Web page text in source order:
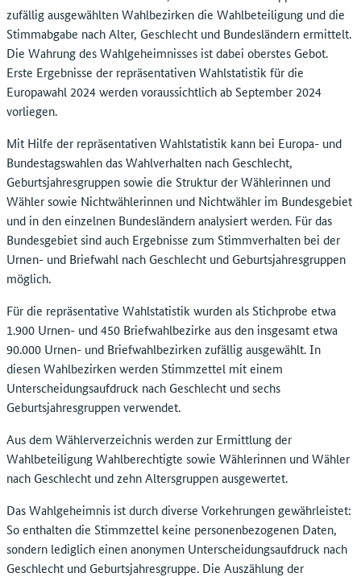
zufällig ausgewählten Wahlbezirken die Wahlbeteiligung und die
Stimmabgabe nach Alter, Geschlecht und Bundesländern ermittelt.
Die Wahrung des Wahlgeheimnisses ist dabei oberstes Gebot.
Erste Ergebnisse der repräsentativen Wahlstatistik für die
Europawahl 2024 werden voraussichtlich ab September 2024
vorliegen.
Mit Hilfe der repräsentativen Wahlstatistik kann bei Europa- und
Bundestagswahlen das Wahlverhalten nach Geschlecht,
Geburtsjahresgruppen sowie die Struktur der Wählerinnen und
Wähler sowie Nichtwählerinnen und Nichtwähler im Bundesgebiet
und in den einzelnen Bundesländern analysiert werden. Für das
Bundesgebiet sind auch Ergebnisse zum Stimmverhalten bei der
Urnen- und Briefwahl nach Geschlecht und Geburtsjahresgruppen
möglich.
Für die repräsentative Wahlstatistik wurden als Stichprobe etwa
1.900 Urnen- und 450 Briefwahlbezirke aus den insgesamt etwa
90.000 Urnen- und Briefwahlbezirken zufällig ausgewählt. In
diesen Wahlbezirken werden Stimmzettel mit einem
Unterscheidungsaufdruck nach Geschlecht und sechs
Geburtsjahresgruppen verwendet.
Aus dem Wählerverzeichnis werden zur Ermittlung der
Wahlbeteiligung Wahlberechtigte sowie Wählerinnen und Wähler
nach Geschlecht und zehn Altersgruppen ausgewertet.
Das Wahlgeheimnis ist durch diverse Vorkehrungen gewährleistet:
So enthalten die Stimmzettel keine personenbezogenen Daten,
sondern lediglich einen anonymen Unterscheidungsaufdruck nach
Geschlecht und Geburtsjahresgruppe. Die Auszählung der